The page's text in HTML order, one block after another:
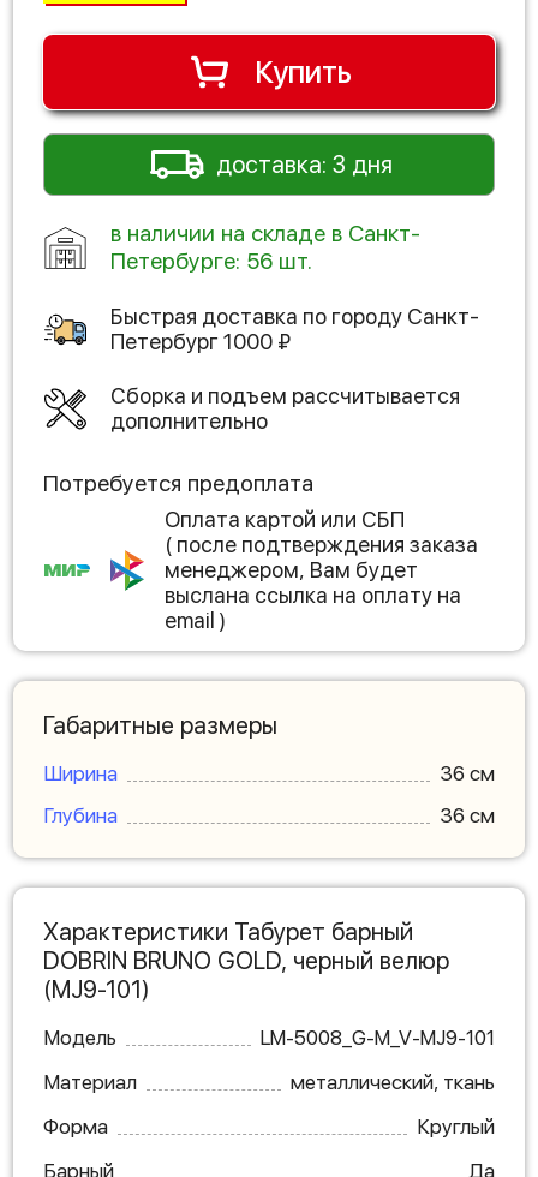
Купить
доставка: 3 дня
в наличии на складе в Санкт-
Петербурге: 56 шт.
Быстрая доставка по городу Санкт-
Петербург1000 ₽
Сборка и подъем рассчитывается
дополнительно
Потребуется предоплата
Оплата картой или СБП
( после подтверждения заказа
менеджером, Вам будет
выслана ссылка на оплату на
email )
Габаритные размеры
Ширина
36 см
Глубина
36 см
Характеристики Табурет барный
DOBRIN BRUNO GOLD, черный велюр
(MJ9-101)
Модель
LM-5008_G-M_V-MJ9-101
Материал
металлический, ткань
Форма
Круглый
Барный
Да